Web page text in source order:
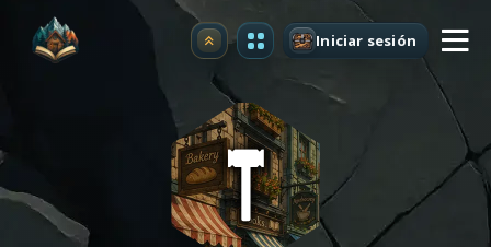
Mejorar Iniciar sesión